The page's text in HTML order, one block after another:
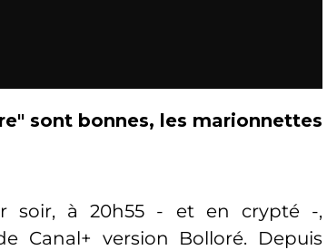
sont bonnes, les marionnettes
soir, à 20h55 - et en crypté -,
Canal+ version Bolloré. Depuis